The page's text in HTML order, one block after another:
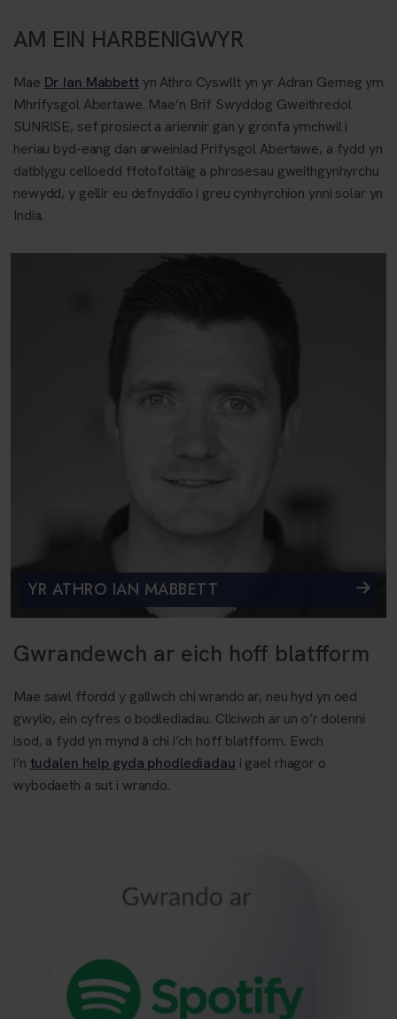
AM EIN HARBENIGWYR
Mae Dr Ian Mabbettyn Athro Cyswllt yn yr Adran Gemeg ym
Mhrifysgol Abertawe. Mae’n Brif Swyddog Gweithredol
SUNRISE, sef prosiect a ariennir gan y gronfa ymchwil i
heriau byd-eang dan arweiniad Prifysgol Abertawe, a fydd yn
datblygu celloedd ffotofoltäig a phrosesau gweithgynhyrchu
newydd, y gellir eu defnyddio i greu cynhyrchion ynni solar yn
India.
YR ATHRO IAN MABBETT
Gwrandewch ar eich hoff blatfform
Mae sawl ffordd y gallwch chi wrando ar, neu hyd yn oed
gwylio, ein cyfres o bodlediadau. Cliciwch ar un o’r dolenni
isod, a fydd yn mynd â chi i’ch hoff blatfform. Ewch
i’n tudalen help gyda phodlediadau i gael rhagor o
wybodaeth a sut i wrando.